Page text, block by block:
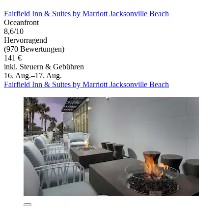
Fairfield Inn & Suites by Marriott Jacksonville Beach
Oceanfront
8,6/10
Hervorragend
(970 Bewertungen)
141 €
inkl. Steuern & Gebühren
16. Aug.–17. Aug.
Fairfield Inn & Suites by Marriott Jacksonville Beach